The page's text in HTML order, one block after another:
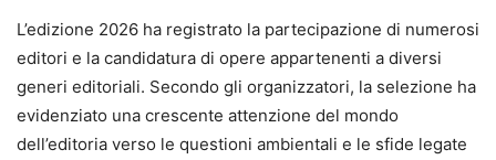
L’edizione 2026 ha registrato la partecipazione di numerosi
editori e la candidatura di opere appartenenti a diversi
generi editoriali. Secondo gli organizzatori, la selezione ha
evidenziato una crescente attenzione del mondo
dell’editoria verso le questioni ambientali e le sfide legate